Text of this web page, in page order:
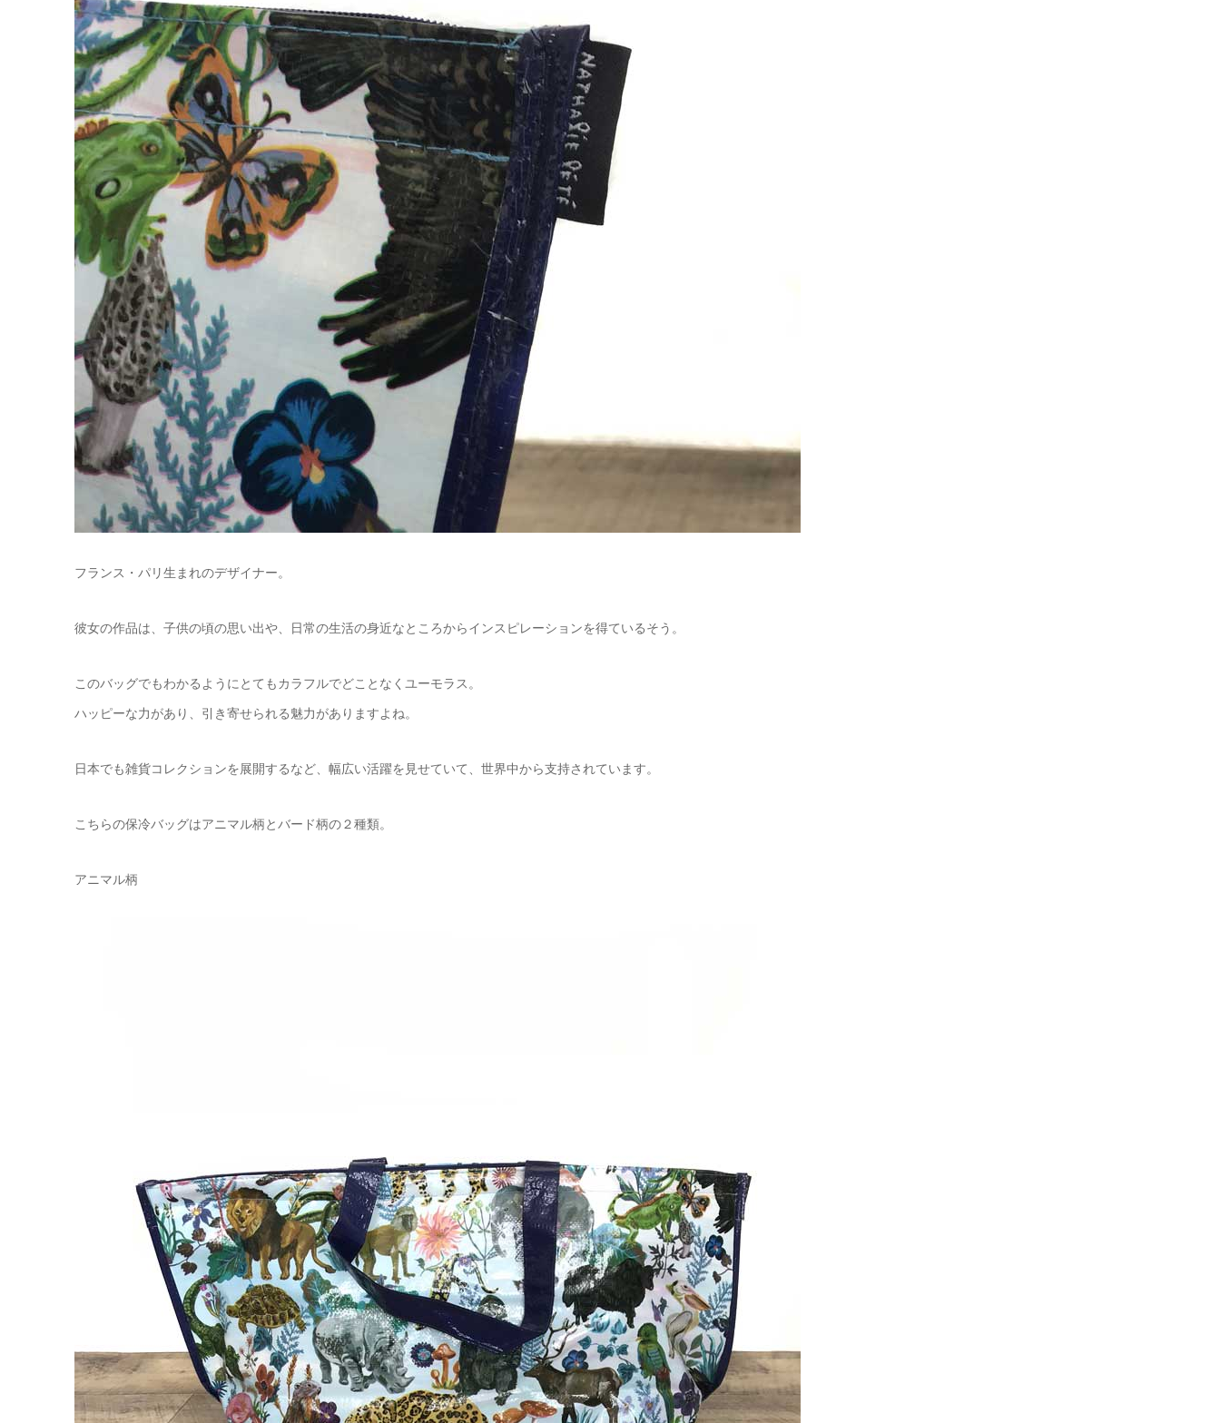
フランス・パリ生まれのデザイナー。
彼女の作品は、子供の頃の思い出や、日常の生活の身近なところからインスピレーションを得ているそう。
このバッグでもわかるようにとてもカラフルでどことなくユーモラス。
ハッピーな力があり、引き寄せられる魅力がありますよね。
日本でも雑貨コレクションを展開するなど、幅広い活躍を見せていて、世界中から支持されています。
こちらの保冷バッグはアニマル柄とバード柄の２種類。
アニマル柄